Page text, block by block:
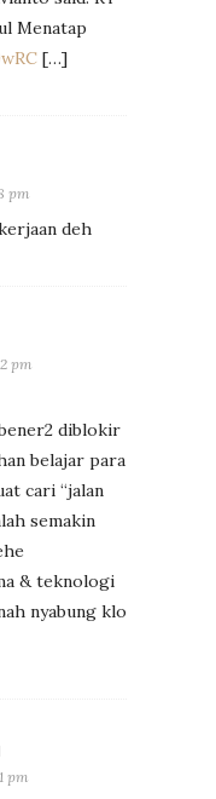
Menatap
[…]
pm
deh
pm
diblokir
belajar para
cari “jalan
semakin
& teknologi
nyabung klo
pm